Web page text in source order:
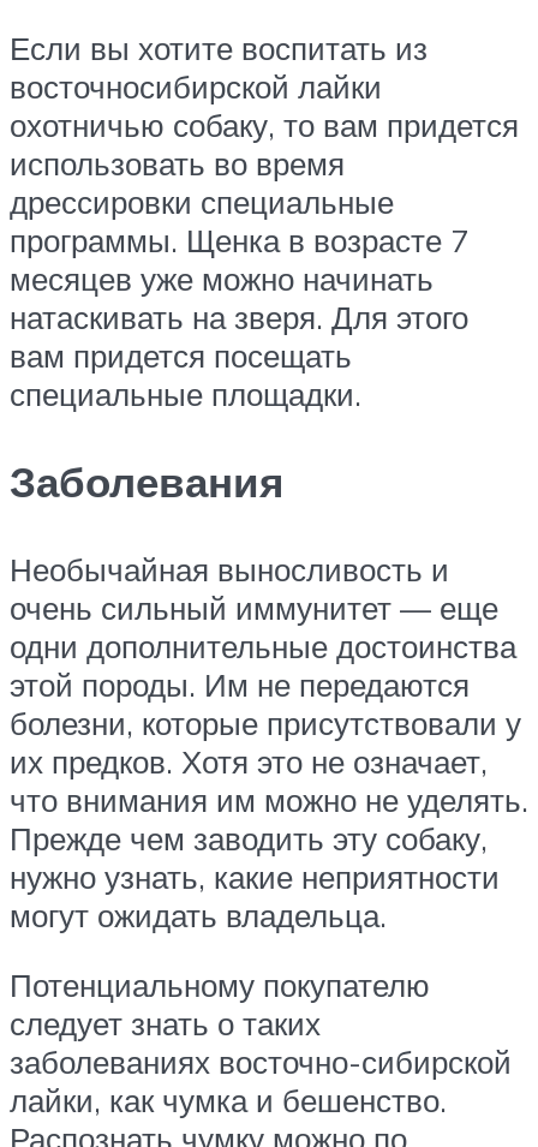
Если вы хотите воспитать из
восточносибирской лайки
охотничью собаку, то вам придется
использовать во время
дрессировки специальные
программы. Щенка в возрасте 7
месяцев уже можно начинать
натаскивать на зверя. Для этого
вам придется посещать
специальные площадки.
Заболевания
Необычайная выносливость и
очень сильный иммунитет — еще
одни дополнительные достоинства
этой породы. Им не передаются
болезни, которые присутствовали у
их предков. Хотя это не означает,
что внимания им можно не уделять.
Прежде чем заводить эту собаку,
нужно узнать, какие неприятности
могут ожидать владельца.
Потенциальному покупателю
следует знать о таких
заболеваниях восточно-сибирской
лайки, как чумка и бешенство.
Распознать чумку можно по